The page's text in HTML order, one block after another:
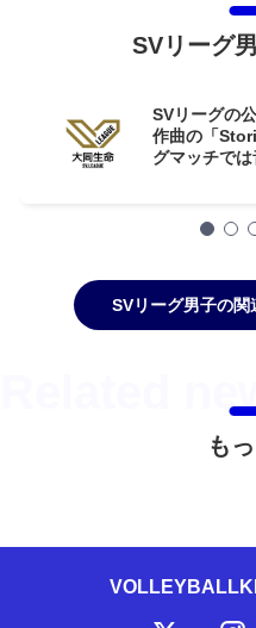
SVリーグ
SVリーグの
作曲の「
グマッチで
SVリーグ男子の関
も